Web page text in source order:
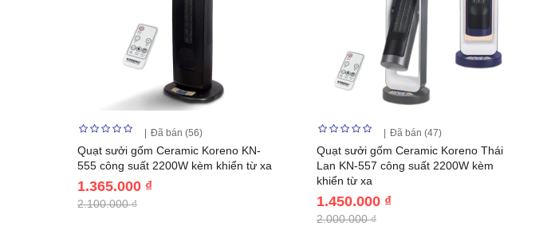
Đã bán (56)
Quạt sưởi gốm Ceramic Koreno KN-
555 công suất 2200W kèm khiển từ xa
1.365.000 ₫
2.100.000 ₫
Đã bán (47)
Quạt sưởi gốm Ceramic Koreno Thái
Lan KN-557 công suất 2200W kèm
khiển từ xa
1.450.000 ₫
2.000.000 ₫